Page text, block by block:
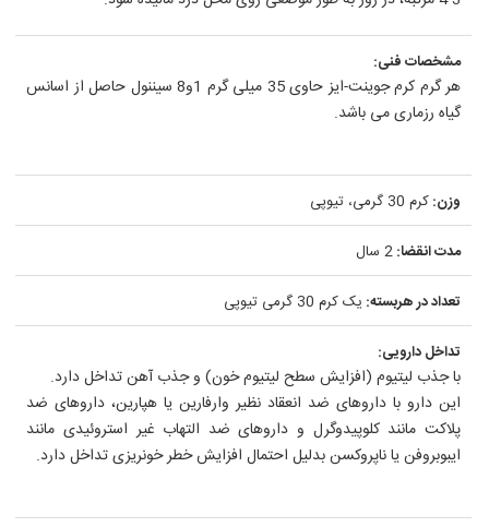
مشخصات فنی:
هر گرم کرم جوینت-ایز حاوی 35 میلی گرم 1و8 سیننول حاصل از اسانس
گیاه رزماری می باشد.
وزن:کرم 30 گرمی، تیوپی
مدت انقضا:2 سال
تعداد در هربسته: یک کرم 30 گرمی تیوپی
تداخل دارویی:
با جذب لیتیوم (افزایش سطح لیتیوم خون) و جذب آهن تداخل دارد.
این دارو با داروهای ضد انعقاد نظیر وارفارین یا هپارین، داروهای ضد
پلاکت مانند کلوپیدوگرل و داروهای ضد التهاب غیر استروئیدی مانند
ایبوبروفن یا ناپروکسن بدلیل احتمال افزایش خطر خونریزی تداخل دارد.